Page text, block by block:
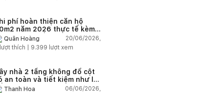
phí hoàn thiện căn hộ
năm 2026 thực tế kèm
toán chi tiết từng hạng
Quân Hoàng
20/06/2026,
thích | 9.399 lượt xem
nhà 2 tầng không đổ cột
an toàn và tiết kiệm như lời
Thanh Hoa
06/06/2026,